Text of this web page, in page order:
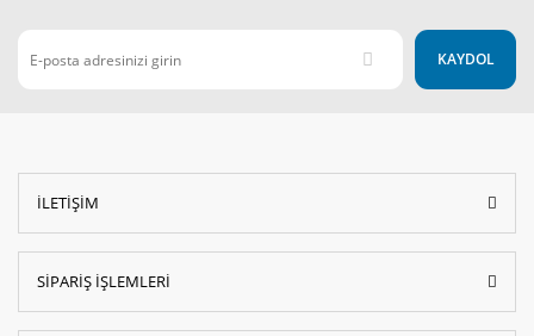
KAYDOL
İLETİŞİM
SİPARİŞ İŞLEMLERİ